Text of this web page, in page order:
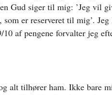
Gud siger til mig: ’Jeg vil
er reserveret til mig’.
10 af pengene forvalter jeg
alt tilhører ham. Ikke bare